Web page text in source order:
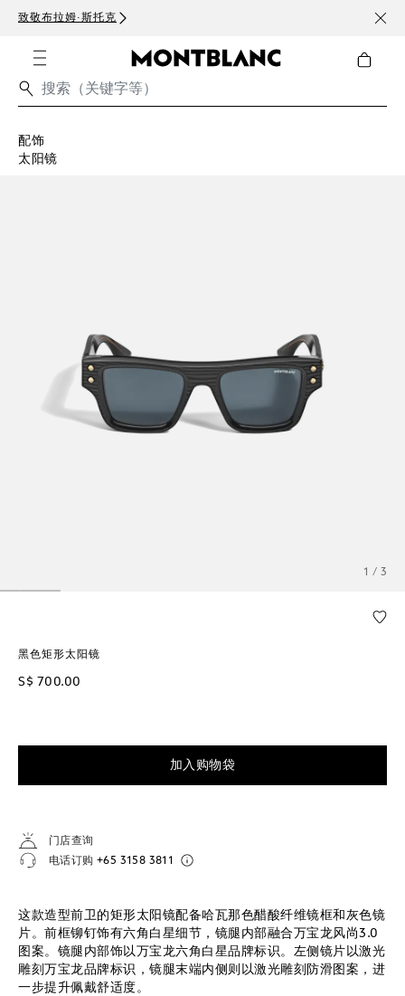
致敬布拉姆·斯托克 订阅
配饰
太阳镜
1 / 3
黑色矩形太阳镜
S$ 700.00
加入购物袋
门店查询
电话订购 +65 3158 3811
这款造型前卫的矩形太阳镜配备哈瓦那色醋酸纤维镜框和灰色镜
片。前框铆钉饰有六角白星细节，镜腿内部融合万宝龙风尚3.0
图案。镜腿内部饰以万宝龙六角白星品牌标识。左侧镜片以激光
雕刻万宝龙品牌标识，镜腿末端内侧则以激光雕刻防滑图案，进
一步提升佩戴舒适度。